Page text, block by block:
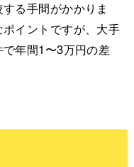
る手間がかかりま
イントですが、大手
年間1〜3万円の差